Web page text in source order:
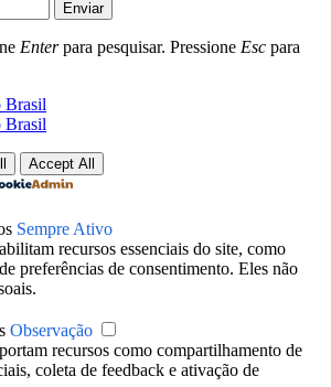
Enviar
Enterpara pesquisar. Pressione Esc para
Brasil
Brasil
Accept All
Sempre Ativo
recursos essenciais do site, como
preferências de consentimento. Eles não
Observação
recursos como compartilhamento de
coleta de feedback e ativação de